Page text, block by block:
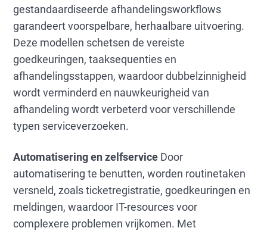
gestandaardiseerde afhandelingsworkflows
garandeert voorspelbare, herhaalbare uitvoering.
Deze modellen schetsen de vereiste
goedkeuringen, taaksequenties en
afhandelingsstappen, waardoor dubbelzinnigheid
wordt verminderd en nauwkeurigheid van
afhandeling wordt verbeterd voor verschillende
typen serviceverzoeken.
Automatisering en zelfservice Door
automatisering te benutten, worden routinetaken
versneld, zoals ticketregistratie, goedkeuringen en
meldingen, waardoor IT-resources voor
complexere problemen vrijkomen. Met